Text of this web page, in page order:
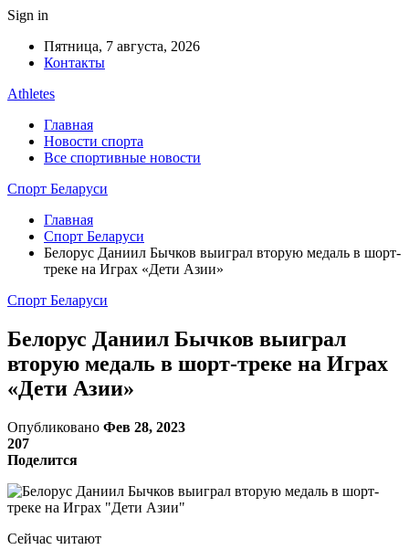
Sign in
Пятница, 7 августа, 2026
Контакты
Athletes
Главная
Новости спорта
Все спортивные новости
Спорт Беларуси
Главная
Спорт Беларуси
Белорус Даниил Бычков выиграл вторую медаль в шорт-
треке на Играх «Дети Азии»
Спорт Беларуси
Белорус Даниил Бычков выиграл
вторую медаль в шорт-треке на Играх
«Дети Азии»
Опубликовано Фев 28, 2023
207
Поделится
Сейчас читают